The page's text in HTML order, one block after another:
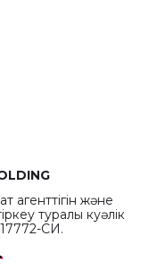
агенттігін және
туралы куәлік
СИ.